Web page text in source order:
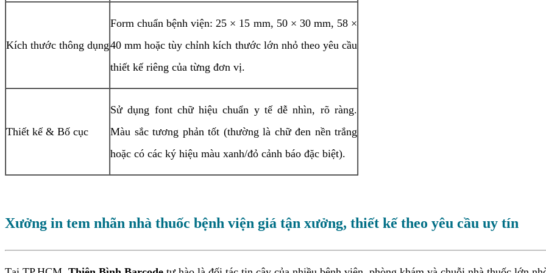
Kích thước thông dụng
Form chuẩn bệnh viện: 25 × 15 mm, 50 × 30 mm, 58 ×
40 mm hoặc tùy chỉnh kích thước lớn nhỏ theo yêu cầu
thiết kế riêng của từng đơn vị.
Thiết kế & Bố cục
Sử dụng font chữ hiệu chuẩn y tế dễ nhìn, rõ ràng.
Màu sắc tương phản tốt (thường là chữ đen nền trắng
hoặc có các ký hiệu màu xanh/đỏ cảnh báo đặc biệt).
Xưởng in tem nhãn nhà thuốc bệnh viện giá tận xưởng, thiết kế theo yêu cầu uy tín